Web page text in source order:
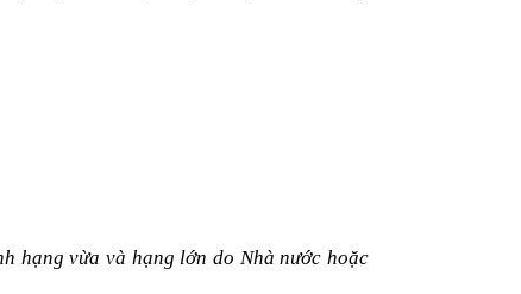
hạng vừa và hạng lớn do Nhà n­ước hoặc